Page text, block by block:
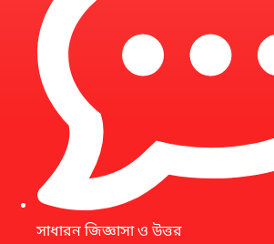
সাধারন জিজ্ঞাসা ও উত্তর